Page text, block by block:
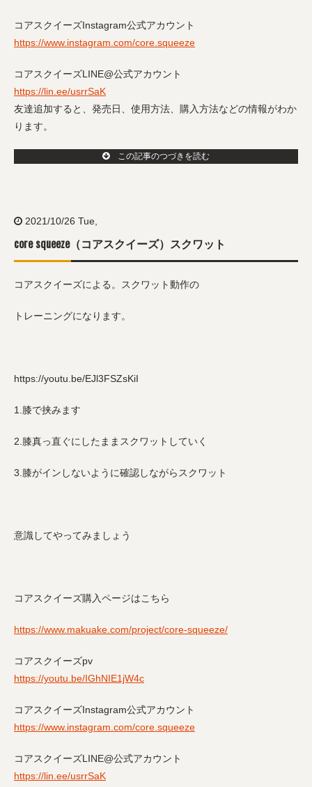
コアスクイーズInstagram公式アカウント
https://www.instagram.com/core.squeeze
コアスクイーズLINE@公式アカウント
https://lin.ee/usrrSaK
友達追加すると、発売日、使用方法、購入方法などの情報がわか
ります。
この記事のつづきを読む
2021/10/26 Tue,
core squeeze（コアスクイーズ）スクワット
コアスクイーズによる。スクワット動作の
トレーニングになります。
https://youtu.be/EJl3FSZsKiI
1.膝で挟みます
2.膝真っ直ぐにしたままスクワットしていく
3.膝がインしないように確認しながらスクワット
意識してやってみましょう
コアスクイーズ購入ページはこちら
https://www.makuake.com/project/core-squeeze/
コアスクイーズpv
https://youtu.be/IGhNIE1jW4c
コアスクイーズInstagram公式アカウント
https://www.instagram.com/core.squeeze
コアスクイーズLINE@公式アカウント
https://lin.ee/usrrSaK